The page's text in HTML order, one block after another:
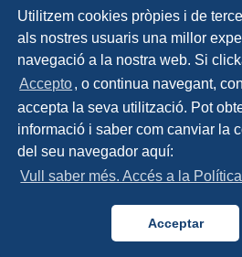
Utilitzem cookies pròpies i de
als nostres usuaris una millor
navegació a la nostra web. Si
Accepto, o continua navegant,
accepta la seva utilització. Pot
informació i saber com canviar la
del seu navegador aquí:
Vull saber més. Accés a la
Acceptar
T. 934 881 480
Contacta
Política de
Política de